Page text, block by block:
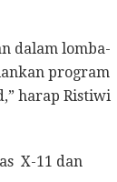
dalam lomba-
program
harap Ristiwi
X-11 dan